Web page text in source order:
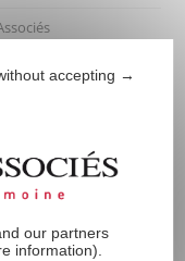
accepting →
our partners
information).